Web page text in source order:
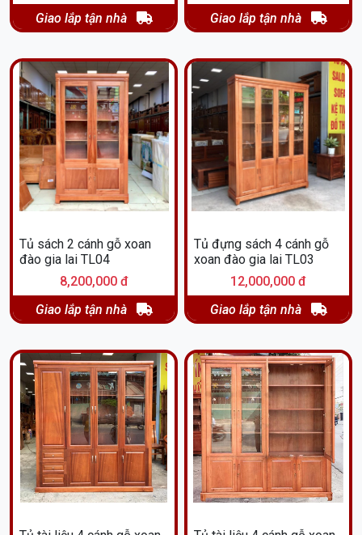
Giao lắp tận nhà
Giao lắp tận nhà
Tủ sách 2 cánh gỗ xoan
đào gia lai TL04
8,200,000 đ
Giao lắp tận nhà
Tủ đựng sách 4 cánh gỗ
xoan đào gia lai TL03
12,000,000 đ
Giao lắp tận nhà